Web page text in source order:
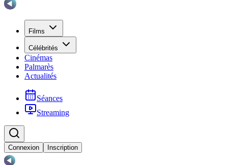
Films
Célébrités
Cinémas
Palmarès
Actualités
Séances
Streaming
Connexion Inscription